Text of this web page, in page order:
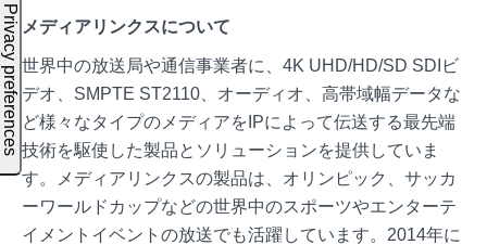
メディアリンクスについて
世界中の放送局や通信事業者に、4K UHD/HD/SD SDIビ
デオ、SMPTE ST2110、オーディオ、高帯域幅データな
ど様々なタイプのメディアをIPによって伝送する最先端
技術を駆使した製品とソリューションを提供していま
す。メディアリンクスの製品は、オリンピック、サッカ
ーワールドカップなどの世界中のスポーツやエンターテ
イメントイベントの放送でも活躍しています。2014年に